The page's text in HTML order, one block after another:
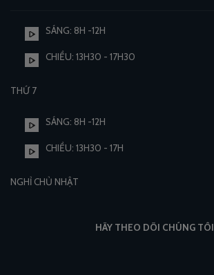
SÁNG: 8H -12H
CHIỀU: 13H30 - 17H30
THỨ 7
SÁNG: 8H -12H
CHIỀU: 13H30 - 17H
NGHỈ CHỦ NHẬT
HÃY THEO DÕI CHÚNG TÔI